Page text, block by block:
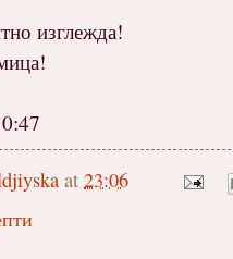
изглежда!
at 23:06